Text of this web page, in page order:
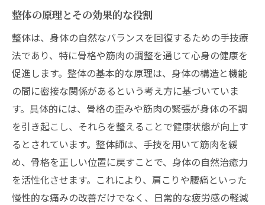
の魅力
継続的な施術がもたらす長期効果
個別のニーズに応じたカスタマイズ施術
整体で得られる心身の癒しと活力
施術前後の注意点と推奨事項
整体の効果を実感するための最適な頻度
施術後のセルフケアで効果を長持ちさせる
方法
整体施術がもたらす身体の変化とその持続性に
ついて
整体の原理とその効果的な役割
整体は、身体の自然なバランスを回復するための手技療
法であり、特に骨格や筋肉の調整を通じて心身の健康を
促進します。整体の基本的な原理は、身体の構造と機能
の間に密接な関係があるという考え方に基づいていま
す。具体的には、骨格の歪みや筋肉の緊張が身体の不調
を引き起こし、それらを整えることで健康状態が向上す
るとされています。整体師は、手技を用いて筋肉を緩
め、骨格を正しい位置に戻すことで、身体の自然治癒力
を活性化させます。これにより、肩こりや腰痛といった
慢性的な痛みの改善だけでなく、日常的な疲労感の軽減